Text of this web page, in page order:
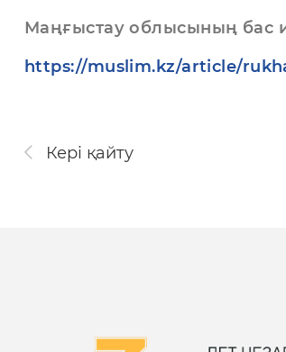
Маңғыстау облысының бас
https://muslim.kz/article/
Кері қайту